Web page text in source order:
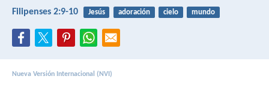
Filipenses 2:9-10 Jesús adoración cielo mundo
Nueva Versión Internacional (NVI)